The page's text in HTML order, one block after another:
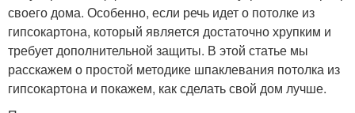
своего дома. Особенно, если речь идет о потолке из
гипсокартона, который является достаточно хрупким и
требует дополнительной защиты. В этой статье мы
расскажем о простой методике шпаклевания потолка из
гипсокартона и покажем, как сделать свой дом лучше.